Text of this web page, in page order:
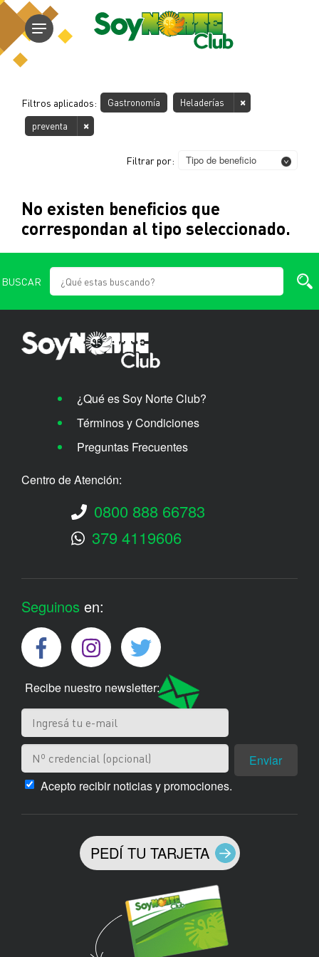
Filtros aplicados: Gastronomía
Heladerías
preventa
Filtrar por: Tipo de beneficio
No existen beneficios que
correspondan al tipo seleccionado.
BUSCAR
¿Qué es Soy Norte Club?
Términos y Condiciones
Preguntas Frecuentes
Centro de Atención:
0800 888 66783
379 4119606
Seguinos en:
Recibe nuestro newsletter:
Enviar
Acepto recibir noticias y promociones.
PEDÍ TU TARJETA